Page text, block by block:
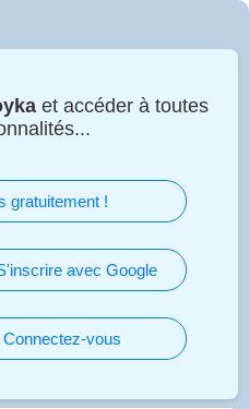
et accéder à toutes
gratuitement !
avec Google
vous